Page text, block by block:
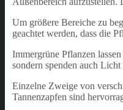
Um größere Bereiche zu
geachtet werden, dass die
Immergrüne Pflanzen
sondern spenden auch
Einzelne Zweige von
Tannenzapfen sind